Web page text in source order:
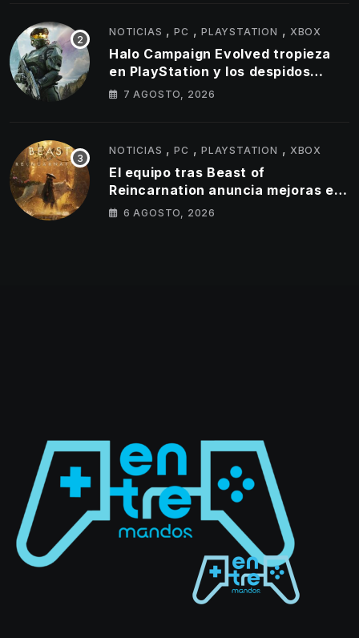
NOTICIAS ,PC ,PLAYSTATION , XBOX
Halo Campaign Evolved tropieza
en PlayStation y los despidos
parecen golpear al estudio tras un
7 AGOSTO, 2026
NOTICIAS ,PC ,PLAYSTATION , XBOX
El equipo tras Beast of
Reincarnation anuncia mejoras en
su juego y estos son los primeros
6 AGOSTO, 2026